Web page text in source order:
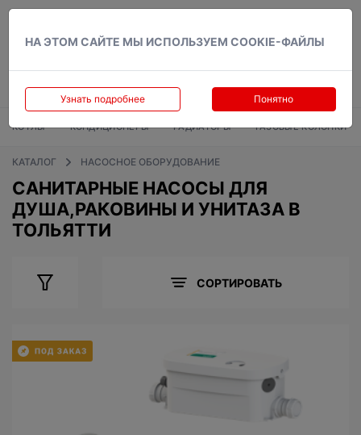
НА ЭТОМ САЙТЕ МЫ ИСПОЛЬЗУЕМ COOKIE-ФАЙЛЫ
Узнать подробнее Понятно
КОТЛЫ КОНДИЦИОНЕРЫ РАДИАТОРЫ ГАЗОВЫЕ КОЛОНКИ
КАТАЛОГ НАСОСНОЕ ОБОРУДОВАНИЕ
САНИТАРНЫЕ НАСОСЫ ДЛЯ
ДУША,РАКОВИНЫ И УНИТАЗА В
ТОЛЬЯТТИ
СОРТИРОВАТЬ